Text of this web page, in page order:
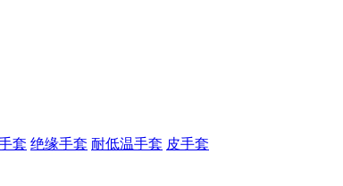
套 绝缘手套 耐低温手套 皮手套